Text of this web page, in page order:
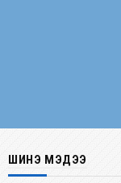
ШИНЭ МЭДЭЭ